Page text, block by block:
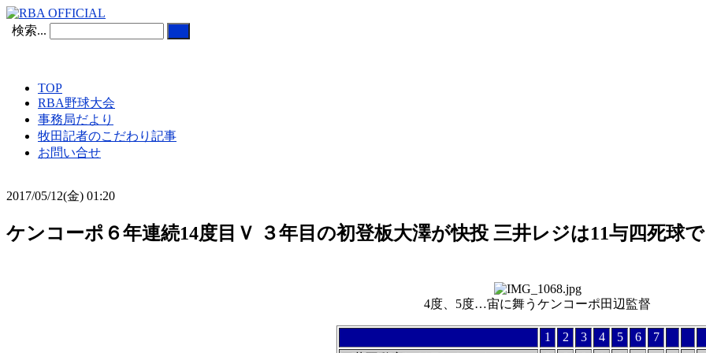
検索...
TOP
RBA野球大会
事務局だより
牧田記者のこだわり記事
お問い合せ
2017/05/12(金) 01:20
ケンコーポ６年連続14度目Ｖ ３年目の初登板大澤が快投 三井レジは11与四死球
4度、5度…宙に舞うケンコーポ田辺監督
1 2 3 4 5 6 7